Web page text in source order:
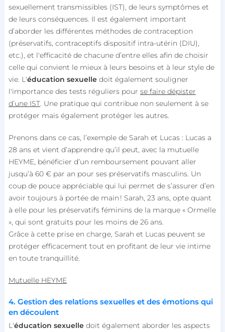
sexuellement transmissibles (IST), de leurs symptômes et
de leurs conséquences. Il est également important
d’aborder les différentes méthodes de contraception
(préservatifs, contraceptifs dispositif intra-utérin (DIU),
etc.), et l'efficacité de chacune d’entre elles afin de choisir
celle qui convient le mieux à leurs besoins et à leur style de
vie. L'éducation sexuelledoit également souligner
l'importance des tests réguliers pour se faire dépister
d’une IST. Une pratique qui contribue non seulement à se
protéger mais également protéger les autres.
Prenons dans ce cas, l’exemple de Sarah et Lucas : Lucas a
28 ans et vient d’apprendre qu’il peut, avec la mutuelle
HEYME, bénéficier d’un remboursement pouvant aller
jusqu’à 60 € par an pour ses préservatifs masculins. Un
coup de pouce appréciable qui lui permet de s’assurer d’en
avoir toujours à portée de main ! Sarah, 23 ans, opte quant
à elle pour les préservatifs féminins de la marque « Ormelle
», qui sont gratuits pour les moins de 26 ans.
Grâce à cette prise en charge, Sarah et Lucas peuvent se
protéger efficacement tout en profitant de leur vie intime
en toute tranquillité.
Mutuelle HEYME
4. Gestion des relations sexuelles et des émotions qui
en découlent
L'éducation sexuelledoit également aborder les aspects